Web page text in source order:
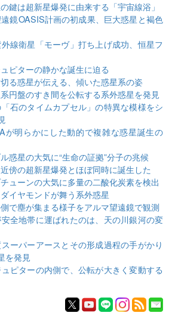
鍵は超新星爆発に由来する「宇宙線浴」
鏡OASIS計画の初成果、巨大惑星と褐色
線衛星「モーヴ」打ち上げ成功、恒星フ
ピターの静かな誕生に迫る
る惑星が伝える、傾いた惑星系の姿
円盤のすき間を公転する系外惑星を発見
⽯のタイムカプセル」の特異な模様をシ
が明らかにした動的で複雑な惑星誕生の
惑星の大気に“生命の証拠”分子の兆候
傍の超新星爆発とほぼ同時に誕生した
ューンの大気に多量の二酸化炭素を検出
イヤモンドが舞う系外惑星
で塵が集まる様子をアルマ望遠鏡で観測
全地帯に運ばれたのは、天の川銀河の変
ーパーアースとその形成過程の手がかり
を発見
ピターの内側で、公転が大きく変動する